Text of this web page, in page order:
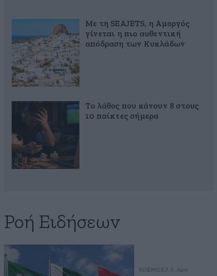
Με τη SEAJETS, η Αμοργός
γίνεται η πιο αυθεντική
απόδραση των Κυκλάδων
Το λάθος που κάνουν 8 στους
10 παίκτες σήμερα
Ροή Ειδήσεων
ΚΟΣΜΟΣ7 λ. πριν